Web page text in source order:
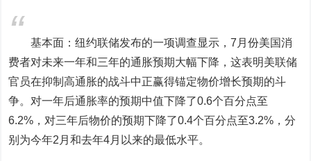
基本面：纽约联储发布的一项调查显示，7月份美国消
费者对未来一年和三年的通胀预期大幅下降，这表明美联储
官员在抑制高通胀的战斗中正赢得锚定物价增长预期的斗
争。对一年后通胀率的预期中值下降了0.6个百分点至
6.2%，对三年后物价的预期下降了0.4个百分点至3.2%，分
别为今年2月和去年4月以来的最低水平。